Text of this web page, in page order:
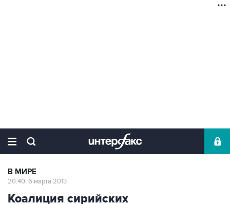
В МИРЕ
20:40, 6 марта 2013
Коалиция сирийских